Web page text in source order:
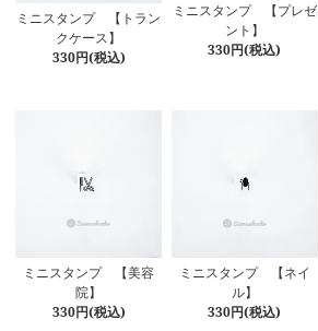
ミニスタンプ 【トラン
クケース】
330円(税込)
ミニスタンプ 【プレゼ
ント】
330円(税込)
ミニスタンプ 【美容
院】
330円(税込)
ミニスタンプ 【ネイ
ル】
330円(税込)